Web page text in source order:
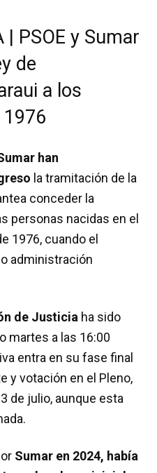
| PSOE y Sumar
de
a los
han
la tramitación de la
conceder la
personas nacidas en el
1976, cuando el
administración
de Justicia ha sido
martes a las 16:00
entra en su fase final
y votación en el Pleno,
de julio, aunque esta
Sumar en 2024, había